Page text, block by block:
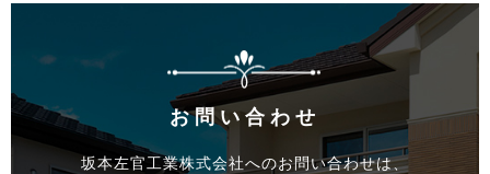
お問い合わせ
坂本左官工業株式会社へのお問い合わせは、